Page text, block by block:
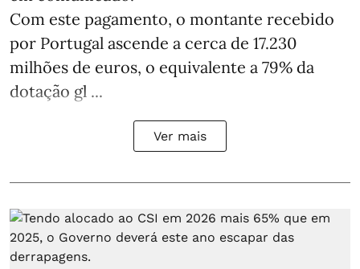
Com este pagamento, o montante recebido
por Portugal ascende a cerca de 17.230
milhões de euros, o equivalente a 79% da
dotação gl ...
Ver mais